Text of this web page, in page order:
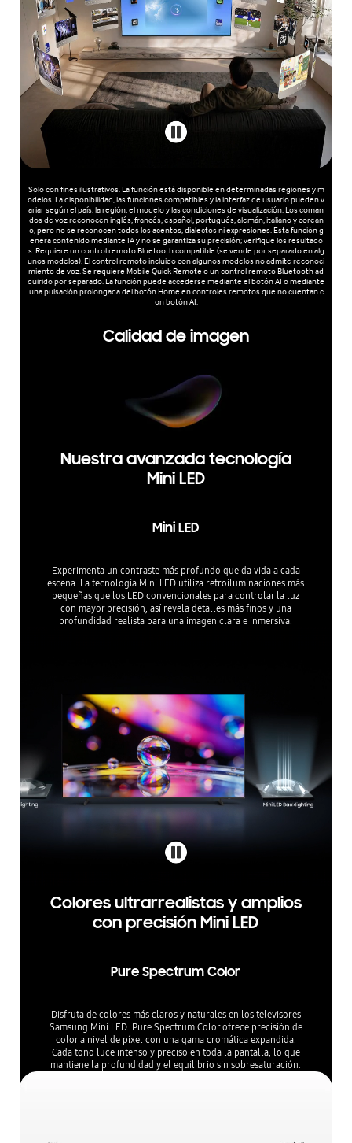
Solo con fines ilustrativos. La función está disponible en determinadas regiones y m
odelos. La disponibilidad, las funciones compatibles y la interfaz de usuario pueden v
ariar según el país, la región, el modelo y las condiciones de visualización. Los coman
dos de voz reconocen inglés, francés, español, portugués, alemán, italiano y corean
o, pero no se reconocen todos los acentos, dialectos ni expresiones. Esta función g
enera contenido mediante IA y no se garantiza su precisión; verifique los resultado
s. Requiere un control remoto Bluetooth compatible (se vende por separado en alg
unos modelos). El control remoto incluido con algunos modelos no admite reconoci
miento de voz. Se requiere Mobile Quick Remote o un control remoto Bluetooth ad
quirido por separado. La función puede accederse mediante el botón AI o mediante
una pulsación prolongada del botón Home en controles remotos que no cuentan c
on botón AI.
Calidad de imagen
Nuestra avanzada tecnología
Mini LED
Mini LED
Experimenta un contraste más profundo que da vida a cada
escena. La tecnología Mini LED utiliza retroiluminaciones más
pequeñas que los LED convencionales para controlar la luz
con mayor precisión, así revela detalles más finos y una
profundidad realista para una imagen clara e inmersiva.
Colores ultrarrealistas y amplios
con precisión Mini LED
Pure Spectrum Color
Disfruta de colores más claros y naturales en los televisores
Samsung Mini LED. Pure Spectrum Color ofrece precisión de
color a nivel de píxel con una gama cromática expandida.
Cada tono luce intenso y preciso en toda la pantalla, lo que
mantiene la profundidad y el equilibrio sin sobresaturación.